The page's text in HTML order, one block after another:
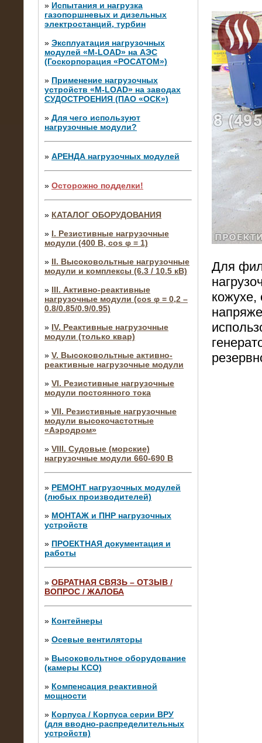
» Испытания и нагрузка
газопоршневых и дизельных
электростанций, турбин
» Эксплуатация нагрузочных
модулей «M-LOAD» на АЭС
(Госкорпорация «РОСАТОМ»)
» Применение нагрузочных
устройств «M-LOAD» на заводах
СУДОСТРОЕНИЯ (ПАО «ОСК»)
» Для чего используют
нагрузочные модули?
» АРЕНДА нагрузочных модулей
» Осторожно подделки!
» КАТАЛОГ ОБОРУДОВАНИЯ
» I. Резистивные нагрузочные
модули (400 В, cos φ = 1)
» II. Высоковольтные нагрузочные
модули и комплексы (6.3 / 10.5 кВ)
» III. Активно-реактивные
нагрузочные модули (cos φ = 0,2 –
0.8/0.85/0.9/0.95)
» IV. Реактивные нагрузочные
модули (только квар)
» V. Высоковольтные активно-
реактивные нагрузочные модули
» VI. Резистивные нагрузочные
модули постоянного тока
» VII. Резистивные нагрузочные
модули высокочастотные
«Аэродром»
» VIII. Судовые (морские)
нагрузочные модули 660-690 В
» РЕМОНТ нагрузочных модулей
(любых производителей)
» МОНТАЖ и ПНР нагрузочных
устройств
» ПРОЕКТНАЯ документация и
работы
» ОБРАТНАЯ СВЯЗЬ – ОТЗЫВ /
ВОПРОС / ЖАЛОБА
» Контейнеры
» Осевые вентиляторы
» Высоковольтное оборудование
(камеры КСО)
» Компенсация реактивной
мощности
» Корпуса / Корпуса серии ВРУ
(для вводно-распределительных
устройств)
10.04.2015
Аренда нагрузочного модуля 4 МВт,
10 кВ
Для